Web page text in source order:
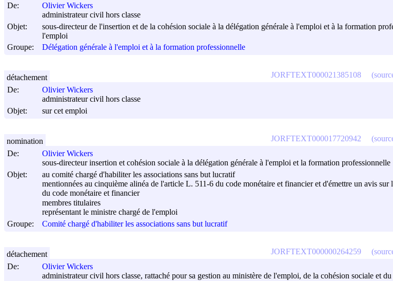
De:
Olivier Wickers
administrateur civil hors classe
Objet:
sous-directeur de l'insertion et de la cohésion sociale à la délégation générale à l'emploi et à la formation
l'emploi
Groupe:
Délégation générale à l'emploi et à la formation professionnelle
De:
Olivier Wickers
administrateur civil hors classe
Objet:
sur cet emploi
JORFTEXT000021385108
détachement
De:
Olivier Wickers
sous-directeur insertion et cohésion sociale à la délégation générale à l'emploi et la formation professionnelle
Objet:
au comité chargé d'habiliter les associations sans but lucratif
mentionnées au cinquième alinéa de l'article L. 511-6 du code monétaire et financier et d'émettre un avis
du code monétaire et financier
membres titulaires
représentant le ministre chargé de l'emploi
Groupe:
Comité chargé d'habiliter les associations sans but lucratif
JORFTEXT000017720942
nomination
De:
Olivier Wickers
administrateur civil hors classe, rattaché pour sa gestion au ministère de l'emploi, de la cohésion sociale et
JORFTEXT000000264259
détachement